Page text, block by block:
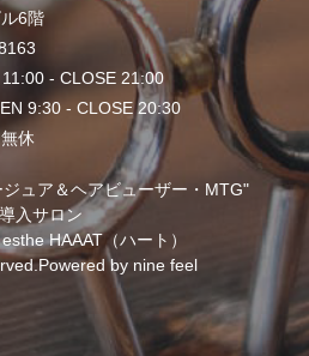
6階
- CLOSE 21:00
9:30 - CLOSE 20:30
休
ュア＆ヘアビューザー・MTG"
導入サロン
HAAAT（ハート）
by nine feel